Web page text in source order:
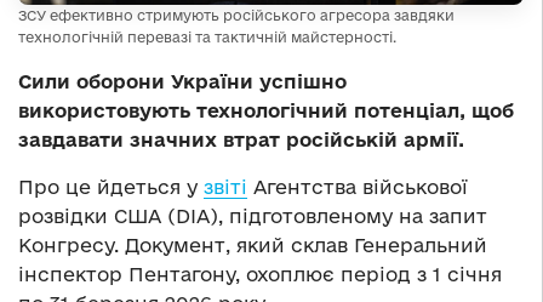
ЗСУ ефективно стримують російського агресора завдяки
технологічній перевазі та тактичній майстерності.
Сили оборони України успішно
використовують технологічний потенціал, щоб
завдавати значних втрат російській армії.
Про це йдеться у звіті Агентства військової
розвідки США (DIA), підготовленому на запит
Конгресу. Документ, який склав Генеральний
інспектор Пентагону, охоплює період з 1 січня